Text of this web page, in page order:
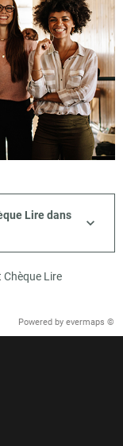
Lire dans
Chèque Lire
Powered by evermaps ©